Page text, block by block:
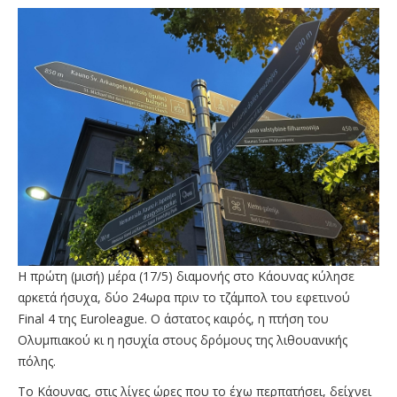
Η πρώτη (μισή) μέρα (17/5) διαμονής στο Κάουνας κύλησε
αρκετά ήσυχα, δύο 24ωρα πριν το τζάμπολ του εφετινού
Final 4 της Euroleague. Ο άστατος καιρός, η πτήση του
Ολυμπιακού κι η ησυχία στους δρόμους της λιθουανικής
πόλης.
Το Κάουνας, στις λίγες ώρες που το έχω περπατήσει, δείχνει